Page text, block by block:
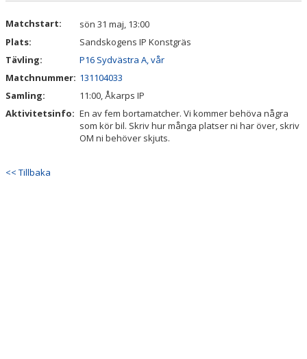
KONTAKT
Matchstart:
sön 31 maj, 13:00
Plats:
Sandskogens IP Konstgräs
Tävling:
P16 Sydvästra A, vår
Matchnummer: 131104033
Samling:
11:00, Åkarps IP
Aktivitetsinfo: En av fem bortamatcher. Vi kommer behöva några
som kör bil. Skriv hur många platser ni har över, skriv
OM ni behöver skjuts.
<< Tillbaka